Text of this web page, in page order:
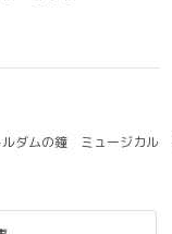
ダムの鐘 ミュージカル